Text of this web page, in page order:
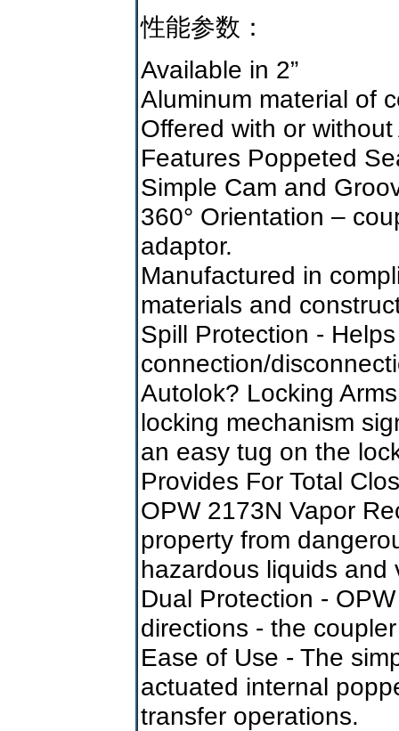
性能参数：
Available in 2”
Aluminum material of
Offered with or
Features Poppeted
Simple Cam and
360° Orientation –
adaptor.
Manufactured in
materials and
Spill Protection -
connection/
Autolok? Locking
locking mechanism
an easy tug on the
Provides For Total
OPW 2173N Vapor
property from
hazardous liquids
Dual Protection -
directions - the
Ease of Use - The
actuated internal
transfer operations.